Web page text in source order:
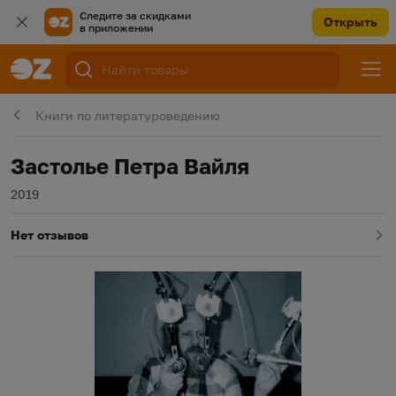
Следите за скидками
в приложении
Открыть
Книги по литературоведению
Застолье Петра Вайля
Год издания
2019
Нет отзывов